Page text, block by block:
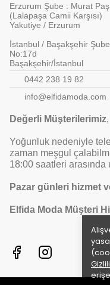
Erzurum Şube : Murat
(Lalapaşa Camii Karşısı)
Yakutiye / Erzurum
İstanbul / Başakşehir
No:17d
Başakşehir/İstanbul
0442 238 19 82
info@elfidamoda.com
Değerli Müşterilerimiz,
Yoğunluk nedeniyle
zaman meşgul
18:00 saatleri
Pazar günleri hizmet
Elfida Moda Müşteri